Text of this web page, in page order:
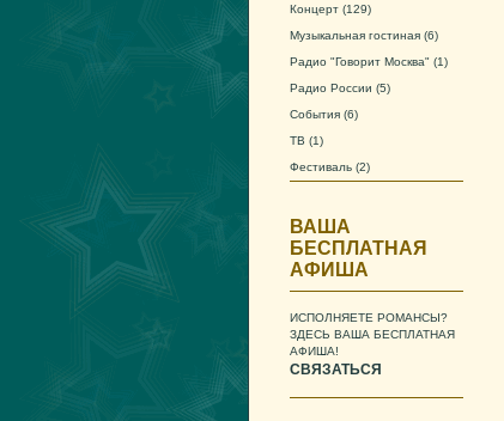
Концерт (129)
Музыкальная гостиная (6)
Радио "Говорит Москва" (1)
Радио России (5)
События (6)
ТВ (1)
Фестиваль (2)
ВАША
БЕСПЛАТНАЯ
АФИША
ИСПОЛНЯЕТЕ РОМАНСЫ?
ЗДЕСЬ ВАША БЕСПЛАТНАЯ
АФИША!
СВЯЗАТЬСЯ